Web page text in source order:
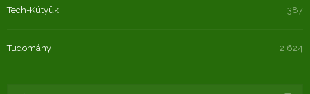
Tech-Kütyük 387
Tudomány 2 624